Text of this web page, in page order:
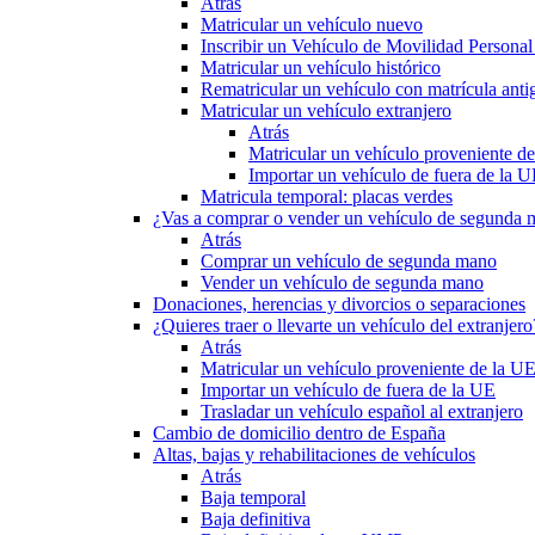
Matricular un vehículo nuevo
Inscribir un Vehículo de Movilidad
Matricular un vehículo histórico
Rematricular un vehículo con matrícula
Matricular un vehículo extranjero
Atrás
Matricular un vehículo proveniente
Importar un vehículo de fuera de la
Matricula temporal: placas verdes
¿Vas a comprar o vender un vehículo de segunda
Atrás
Comprar un vehículo de segunda mano
Vender un vehículo de segunda mano
Donaciones, herencias y divorcios o separaciones
¿Quieres traer o llevarte un vehículo del
Atrás
Matricular un vehículo proveniente de la UE
Importar un vehículo de fuera de la UE
Trasladar un vehículo español al extranjero
Cambio de domicilio dentro de España
Altas, bajas y rehabilitaciones de vehículos
Atrás
Baja temporal
Baja definitiva